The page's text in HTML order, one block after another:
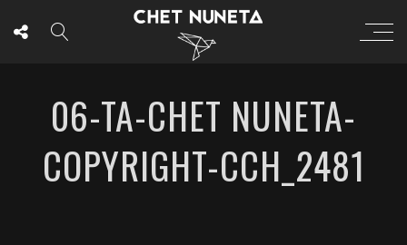
06-TA-CHET NUNETA-
COPYRIGHT-CCH_2481